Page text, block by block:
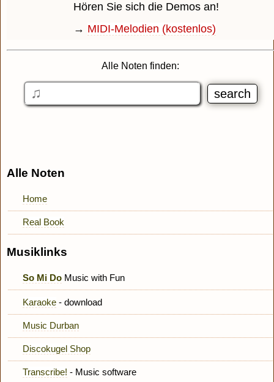
Hören Sie sich die Demos an!
→ MIDI-Melodien (kostenlos)
Alle Noten finden:
Alle Noten
Home
Real Book
Musiklinks
So Mi Do Music with Fun
Karaoke - download
Music Durban
Discokugel Shop
Transcribe! - Music software